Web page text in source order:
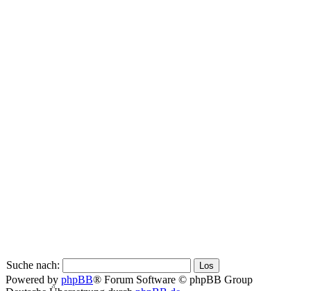
Suche nach:
Powered by phpBB® Forum Software © phpBB Group